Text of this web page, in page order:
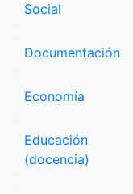
Social
Documentación
Economía
Educación
(docencia)